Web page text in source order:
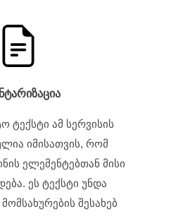
ტექსტი ამ სერვისის
იმისათვის, რომ
ელემენტებთან მისი
ეს ტექსტი უნდა
შესახებ